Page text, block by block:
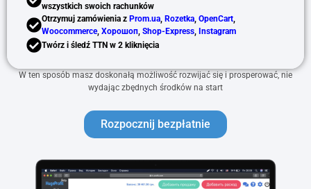
wszystkich swoich rachunków
Otrzymuj zamówienia z Prom.ua Rozetka OpenCart
Woocommerce, Хорошоп Shop-Express Instagram
Twórz i śledź TTN w 2 kliknięcia
W ten sposób masz doskonałą możliwość rozwijać się i prosperować, nie
wydając zbędnych środków na start
Rozpocznij bezpłatnie